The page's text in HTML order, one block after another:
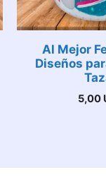
Al Mejor
Diseños
5,00